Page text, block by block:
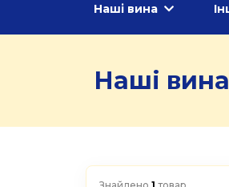
Наші вина
Наші вина